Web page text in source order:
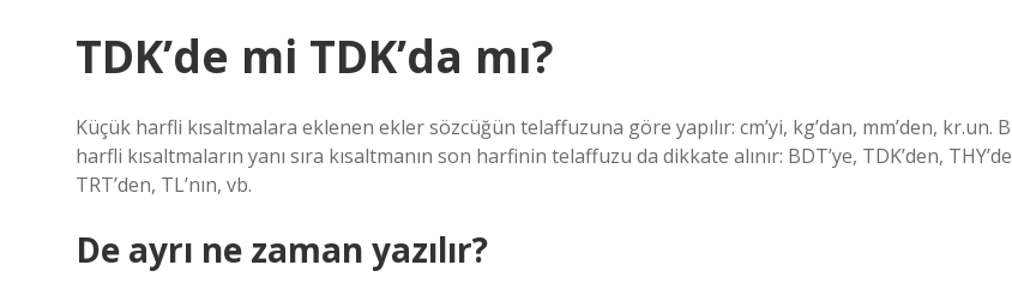
TDK’de mi TDK’da mı?
Küçük harfli kısaltmalara eklenen ekler sözcüğün telaffuzuna göre yapılır: cm’yi, kg’dan, mm’den, kr.un.
harfli kısaltmaların yanı sıra kısaltmanın son harfinin telaffuzu da dikkate alınır: BDT’ye, TDK’den,
TRT’den, TL’nın, vb.
De ayrı ne zaman yazılır?